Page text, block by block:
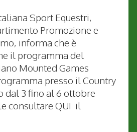
Sport Equestri,
Promozione e
informa che è
il programma del
Mounted Games
presso il Country
dal 3 fino al 6 ottobre
consultare QUI il